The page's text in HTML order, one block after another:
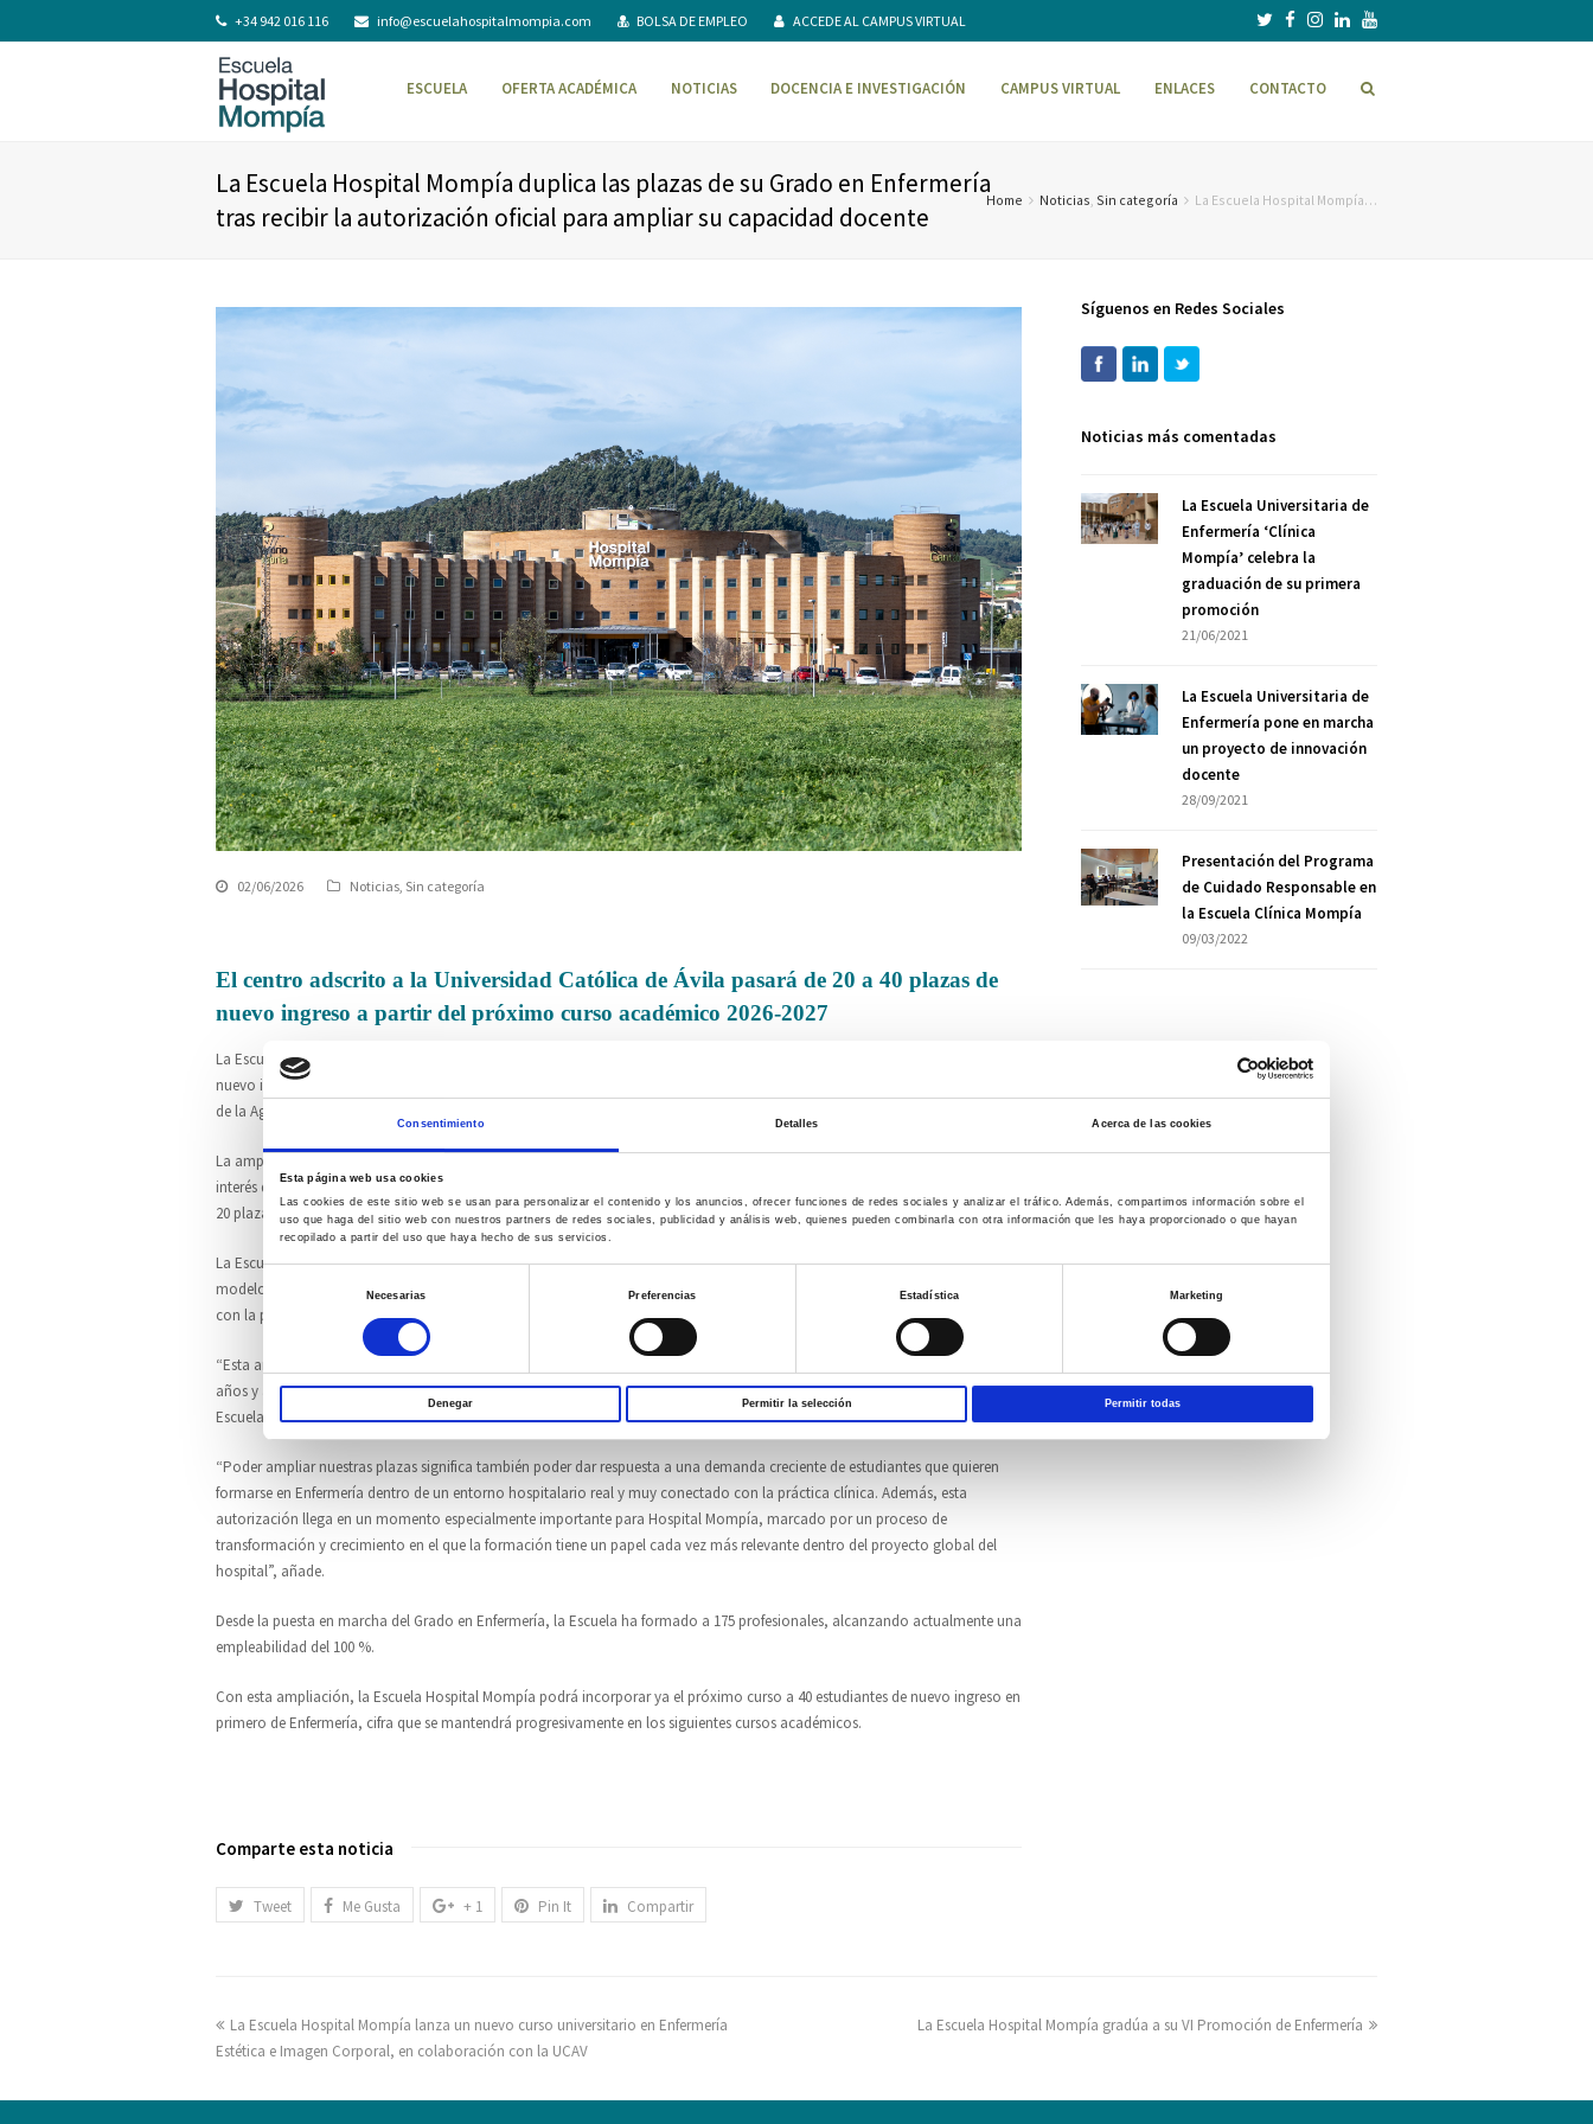
Consentimiento Detalles Acerca de las cookies
Esta página web usa cookies
Las cookies de este sitio web se usan para personalizar el contenido y los anuncios, ofrecer funciones de redes sociales y analizar el tráfico. Además, compartimos información sobre el
uso que haga del sitio web con nuestros partners de redes sociales, publicidad y análisis web, quienes pueden combinarla con otra información que les haya proporcionado o que hayan
recopilado a partir del uso que haya hecho de sus servicios.
Necesarias Preferencias Estadística Marketing
Denegar Permitir la selección Permitir todas
+34 942 016 116 info@escuelahospitalmompia.com BOLSA DE EMPLEO ACCEDE AL CAMPUS VIRTUAL
ESCUELA OFERTA ACADÉMICA NOTICIAS DOCENCIA E INVESTIGACIÓN CAMPUS VIRTUAL ENLACES CONTACTO
La Escuela Hospital Mompía duplica las plazas de su Grado en Enfermería
tras recibir la autorización oficial para ampliar su capacidad docente
Home Noticias Sin categoría La Escuela Hospital Mompía…
02/06/2026 Noticias, Sin categoría
El centro adscrito a la Universidad Católica de Ávila pasará de 20 a 40 plazas de
nuevo ingreso a partir del próximo curso académico 2026-2027
La Escuela Hospital Mompía, centro adscrito a la Universidad Católica de Ávila (UCAV), ampliará de 20 a 40 las plazas de
nuevo ingreso de su Grado en Enfermería a partir del próximo curso académico 2026-2027, tras recibir la autorización oficial
de la Agencia para la Calidad del Sistema Universitario de Castilla y León (ACSUCYL).
La ampliación, de carácter permanente, permitirá duplicar la capacidad formativa del centro y dar respuesta al creciente
interés que despierta cada año esta titulación, que registra una demanda media de entre 250 y 300 solicitudes anuales para las
20 plazas ofertadas hasta ahora.
La Escuela Hospital Mompía imparte el Grado en Enfermería desde 2017 como centro adscrito a la UCAV y desarrolla un
modelo formativo estrechamente vinculado al entorno hospitalario, permitiendo al alumnado formarse en contacto directo
con la práctica asistencial desde las primeras etapas de aprendizaje.
“Esta ampliación supone un reconocimiento muy importante al trabajo desarrollado por la Escuela durante todos estos
años y al modelo formativo que hemos construido de la mano de Hospital Mompía”, señala Begoña Rivas, directora de la
Escuela Hospital Mompía.
“Poder ampliar nuestras plazas significa también poder dar respuesta a una demanda creciente de estudiantes que quieren
formarse en Enfermería dentro de un entorno hospitalario real y muy conectado con la práctica clínica. Además, esta
autorización llega en un momento especialmente importante para Hospital Mompía, marcado por un proceso de
transformación y crecimiento en el que la formación tiene un papel cada vez más relevante dentro del proyecto global del
hospital”, añade.
Desde la puesta en marcha del Grado en Enfermería, la Escuela ha formado a 175 profesionales, alcanzando actualmente una
empleabilidad del 100 %.
Con esta ampliación, la Escuela Hospital Mompía podrá incorporar ya el próximo curso a 40 estudiantes de nuevo ingreso en
primero de Enfermería, cifra que se mantendrá progresivamente en los siguientes cursos académicos.
Comparte esta noticia
Tweet Me Gusta + 1 Pin It Compartir
Síguenos en Redes Sociales
Noticias más comentadas
La Escuela Universitaria de
Enfermería ‘Clínica
Mompía’ celebra la
graduación de su primera
promoción
21/06/2021
La Escuela Universitaria de
Enfermería pone en marcha
un proyecto de innovación
docente
28/09/2021
Presentación del Programa
de Cuidado Responsable en
la Escuela Clínica Mompía
09/03/2022
La Escuela Hospital Mompía lanza un nuevo curso universitario en Enfermería
Estética e Imagen Corporal, en colaboración con la UCAV
La Escuela Hospital Mompía gradúa a su VI Promoción de Enfermería